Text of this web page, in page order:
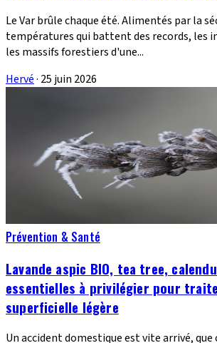
Le Var brûle chaque été. Alimentés par la
températures qui battent des records, les
les massifs forestiers d'une...
Hervé· 25 juin 2026
Prévention & Santé
Lavande aspic BIO, tea tree,
essentielles à privilégier pour
superficielle légère
Un accident domestique est vite arrivé,